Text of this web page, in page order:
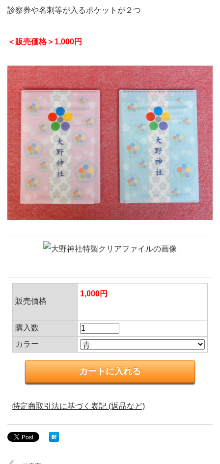
診察券や名刺等が入るポケットが２つ
＜販売価格＞1,000円
販売価格
1,000円
購入数
カラー
特定商取引法に基づく表記 (返品など)